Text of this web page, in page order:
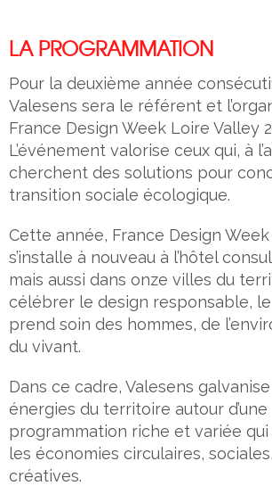
LA PROGRAMMATION
Pour la deuxième année
Valesens sera le référent et
France Design Week Loire Valley
L’événement valorise ceux qui, à
cherchent des solutions pour
transition sociale écologique.
Cette année, France Design
s’installe à nouveau à l’hôtel
mais aussi dans onze villes du
célébrer le design responsable,
prend soin des hommes, de
du vivant.
Dans ce cadre, Valesens
énergies du territoire autour d’une
programmation riche et variée
les économies circulaires,
créatives.